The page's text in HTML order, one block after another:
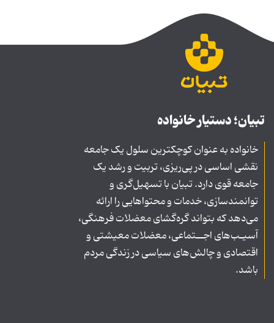
تبیان؛ دستیار خانواده
خانواده به عنوان کوچکترین سلول یک جامعه
نقشی اساسی در پی‌ریزی، تربیت و رشد یک
جامعه قوی دارد. تبیان با تسهیل‌گری و
توانمندسازی، خدمات و محتواهایی را ارائه
می‌دهد که بتواند گره‌گشای معضلات فرهنگی،
آسیـب‌های اجــتماعی، معضلات معیشتی و
اقتصادی و چالش‌های سیاسی در زندگی مردم
باشد.